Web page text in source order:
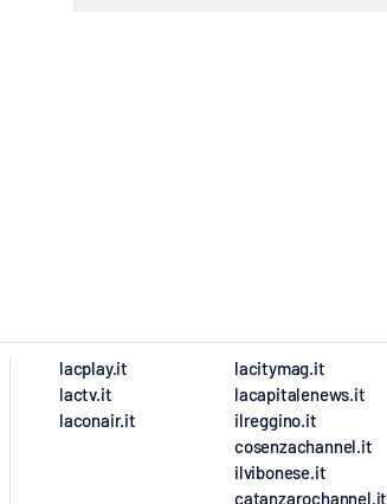
lacplay.it
lactv.it
laconair.it
lacitymag.it
lacapitalenews.it
ilreggino.it
cosenzachannel.it
ilvibonese.it
catanzarochannel.it